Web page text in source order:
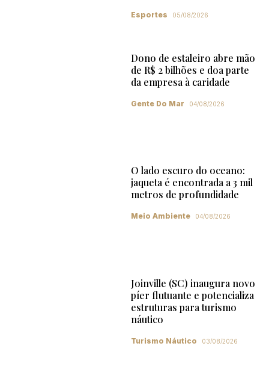
Esportes 05/08/2026
Dono de estaleiro abre mão
de R$ 2 bilhões e doa parte
da empresa à caridade
Gente Do Mar 04/08/2026
O lado escuro do oceano:
jaqueta é encontrada a 3 mil
metros de profundidade
Meio Ambiente 04/08/2026
Joinville (SC) inaugura novo
píer flutuante e potencializa
estruturas para turismo
náutico
Turismo Náutico 03/08/2026